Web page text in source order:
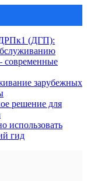
ДРПк1 (ДГП):
современные
зарубежных
решение для
использовать
гид